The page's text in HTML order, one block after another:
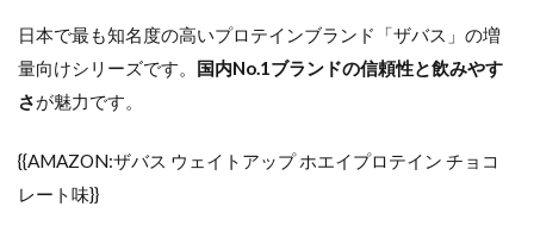
日本で最も知名度の高いプロテインブランド「ザバス」の増
量向けシリーズです。 国内No.1ブランドの信頼性と飲みやす
さが魅力です。
{{AMAZON:ザバス ウェイトアップ ホエイプロテイン チョコ
レート味}}